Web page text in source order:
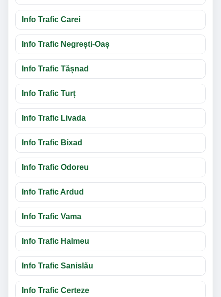
Info Trafic Carei
Info Trafic Negrești-Oaș
Info Trafic Tășnad
Info Trafic Turț
Info Trafic Livada
Info Trafic Bixad
Info Trafic Odoreu
Info Trafic Ardud
Info Trafic Vama
Info Trafic Halmeu
Info Trafic Sanislău
Info Trafic Certeze